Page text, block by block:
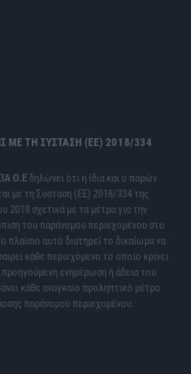
ΤΗ ΣΎΣΤΑΣΗ (ΕΕ) 2018/334
Ο.Ε δηλώνει ότι η ίδια και ο παρών
με τη Σύσταση (ΕΕ) 2018/334 της
2018 σχετικά με τα μέτρα για την
του παράνομου περιεχομένου στο
πλαίσιο αυτό διατηρεί το δικαίωμα να
κάθε περιεχόμενο το οποίο κρίνει
προηγούμενη ενημέρωση ή άδεια του
κάθε αναγκαίο προληπτικό μέτρο
παράνομου περιεχομένου.